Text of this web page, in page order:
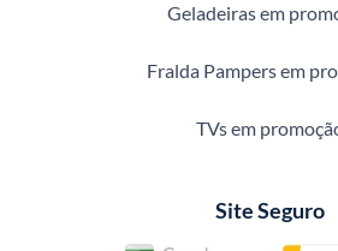
Geladeiras em
Fralda Pampers em
TVs em
Site Seguro